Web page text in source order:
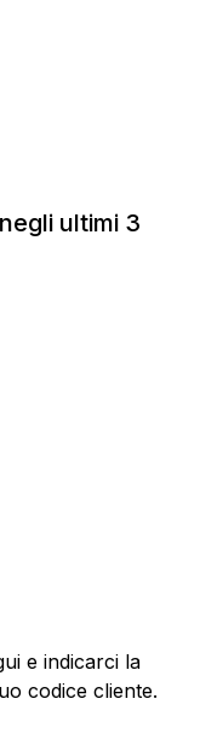
ultimi 3
e indicarci la
codice cliente.